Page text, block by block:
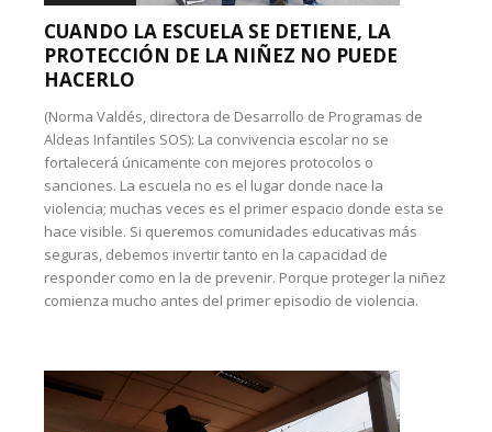
CUANDO LA ESCUELA SE DETIENE, LA
PROTECCIÓN DE LA NIÑEZ NO PUEDE
HACERLO
(Norma Valdés, directora de Desarrollo de Programas de
Aldeas Infantiles SOS): La convivencia escolar no se
fortalecerá únicamente con mejores protocolos o
sanciones. La escuela no es el lugar donde nace la
violencia; muchas veces es el primer espacio donde esta se
hace visible. Si queremos comunidades educativas más
seguras, debemos invertir tanto en la capacidad de
responder como en la de prevenir. Porque proteger la niñez
comienza mucho antes del primer episodio de violencia.